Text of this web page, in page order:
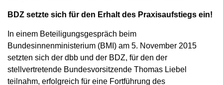
BDZ setzte sich für den Erhalt des Praxisaufstiegs ein!
In einem Beteiligungsgespräch beim
Bundesinnenministerium (BMI) am 5. November 2015
setzten sich der dbb und der BDZ, für den der
stellvertretende Bundesvorsitzende Thomas Liebel
teilnahm, erfolgreich für eine Fortführung des